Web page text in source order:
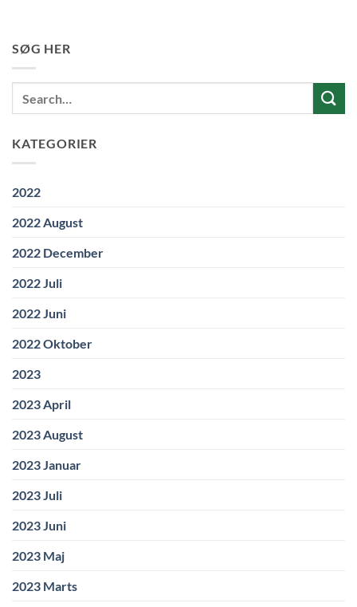
SØG HER
KATEGORIER
2022
2022 August
2022 December
2022 Juli
2022 Juni
2022 Oktober
2023
2023 April
2023 August
2023 Januar
2023 Juli
2023 Juni
2023 Maj
2023 Marts